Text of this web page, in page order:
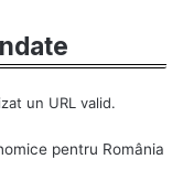
un URL valid.
pentru România